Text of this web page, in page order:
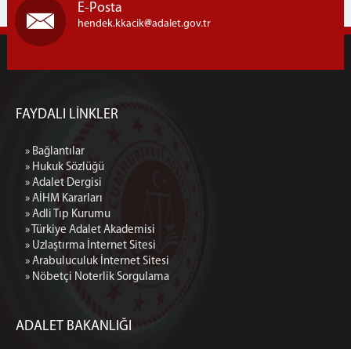
E-Posta
hendek.kkacik adalet.gov.tr
FAYDALI LİNKLER
» Bağlantılar
» Hukuk Sözlüğü
» Adalet Dergisi
» AİHM Kararları
» Adli Tıp Kurumu
» Türkiye Adalet Akademisi
» Uzlaştırma İnternet Sitesi
» Arabuluculuk İnternet Sitesi
» Nöbetçi Noterlik Sorgulama
ADALET BAKANLIĞI